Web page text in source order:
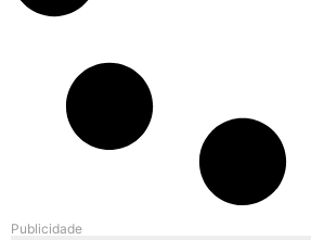
Publicidade